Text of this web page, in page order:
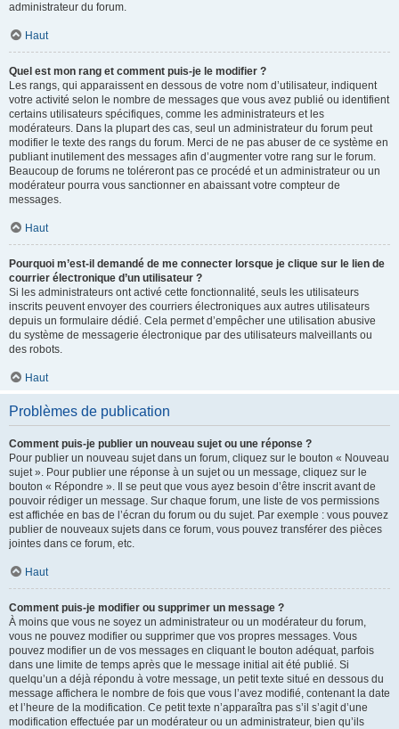
administrateur du forum.
Haut
Quel est mon rang et comment puis-je le modifier ?
Les rangs, qui apparaissent en dessous de votre nom d’utilisateur, indiquent
votre activité selon le nombre de messages que vous avez publié ou identifient
certains utilisateurs spécifiques, comme les administrateurs et les
modérateurs. Dans la plupart des cas, seul un administrateur du forum peut
modifier le texte des rangs du forum. Merci de ne pas abuser de ce système en
publiant inutilement des messages afin d’augmenter votre rang sur le forum.
Beaucoup de forums ne toléreront pas ce procédé et un administrateur ou un
modérateur pourra vous sanctionner en abaissant votre compteur de
messages.
Haut
Pourquoi m’est-il demandé de me connecter lorsque je clique sur le lien de
courrier électronique d’un utilisateur ?
Si les administrateurs ont activé cette fonctionnalité, seuls les utilisateurs
inscrits peuvent envoyer des courriers électroniques aux autres utilisateurs
depuis un formulaire dédié. Cela permet d’empêcher une utilisation abusive
du système de messagerie électronique par des utilisateurs malveillants ou
des robots.
Haut
Problèmes de publication
Comment puis-je publier un nouveau sujet ou une réponse ?
Pour publier un nouveau sujet dans un forum, cliquez sur le bouton « Nouveau
sujet ». Pour publier une réponse à un sujet ou un message, cliquez sur le
bouton « Répondre ». Il se peut que vous ayez besoin d’être inscrit avant de
pouvoir rédiger un message. Sur chaque forum, une liste de vos permissions
est affichée en bas de l’écran du forum ou du sujet. Par exemple : vous pouvez
publier de nouveaux sujets dans ce forum, vous pouvez transférer des pièces
jointes dans ce forum, etc.
Haut
Comment puis-je modifier ou supprimer un message ?
À moins que vous ne soyez un administrateur ou un modérateur du forum,
vous ne pouvez modifier ou supprimer que vos propres messages. Vous
pouvez modifier un de vos messages en cliquant le bouton adéquat, parfois
dans une limite de temps après que le message initial ait été publié. Si
quelqu’un a déjà répondu à votre message, un petit texte situé en dessous du
message affichera le nombre de fois que vous l’avez modifié, contenant la date
et l’heure de la modification. Ce petit texte n’apparaîtra pas s’il s’agit d’une
modification effectuée par un modérateur ou un administrateur, bien qu’ils